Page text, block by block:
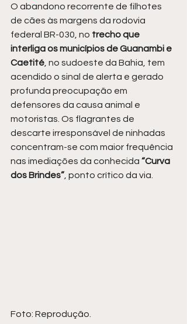
O abandono recorrente de filhotes
de cães às margens da rodovia
federal BR-030, no trecho que
interliga os municípios de Guanambi e
Caetité , no sudoeste da Bahia, tem
acendido o sinal de alerta e gerado
profunda preocupação em
defensores da causa animal e
motoristas. Os flagrantes de
descarte irresponsável de ninhadas
concentram-se com maior frequência
nas imediações da conhecida “Curva
dos Brindes” , ponto crítico da via.
Foto: Reprodução.